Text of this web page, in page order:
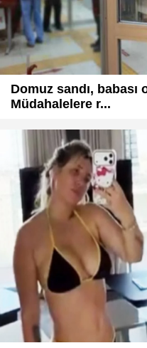
Domuz sandı, babası
Müdahalelere r...